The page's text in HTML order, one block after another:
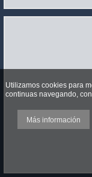
Utilizamos cookies para
continuas navegando,
Más información